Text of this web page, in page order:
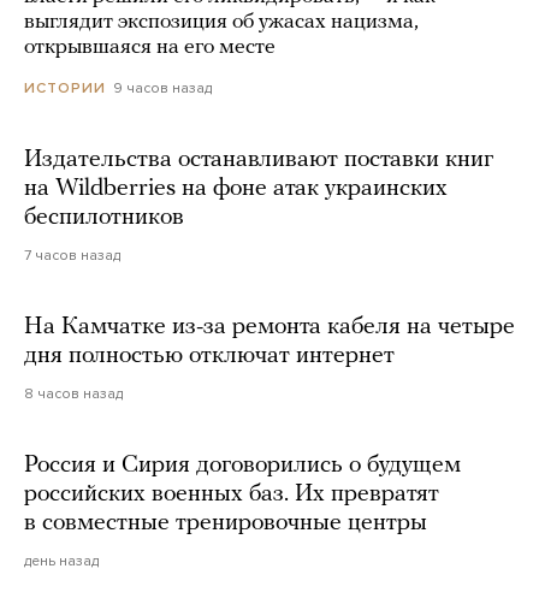
выглядит экспозиция об ужасах нацизма,
открывшаяся на его месте
ИСТОРИИ 9 часов назад
Издательства останавливают поставки книг
на Wildberries на фоне атак украинских
беспилотников
7 часов назад
На Камчатке из-за ремонта кабеля на четыре
дня полностью отключат интернет
8 часов назад
Россия и Сирия договорились о будущем
российских военных баз. Их превратят
в совместные тренировочные центры
день назад